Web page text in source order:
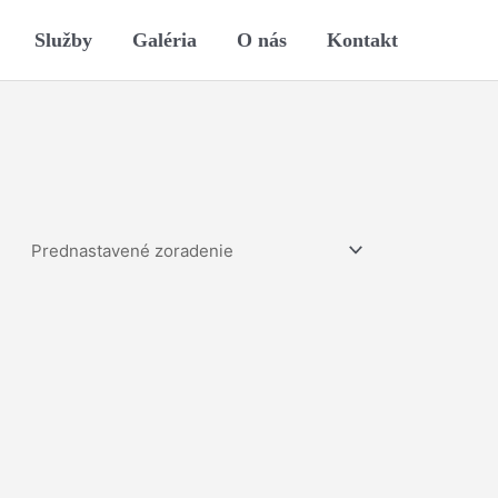
Služby Galéria O nás Kontakt